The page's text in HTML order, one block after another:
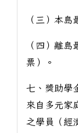
（三）本
（四）離
票）。
七、獎助學
來自多元家
之學員（經